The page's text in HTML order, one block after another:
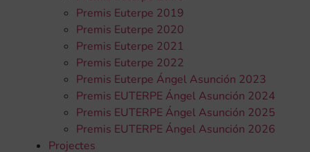
Premis Euterpe 2019
Premis Euterpe 2020
Premis Euterpe 2021
Premis Euterpe 2022
Premis Euterpe Ángel Asunción 2023
Premis EUTERPE Ángel Asunción 2024
Premis EUTERPE Ángel Asunción 2025
Premis EUTERPE Ángel Asunción 2026
Projectes